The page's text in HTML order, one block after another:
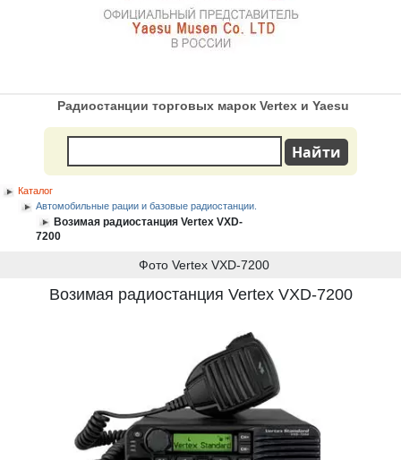
Радиостанции торговых марок Vertex и Yaesu
Каталог
Автомобильные рации и базовые радиостанции.
Возимая радиостанция Vertex VXD-
7200
Фото Vertex VXD-7200
Возимая радиостанция Vertex VXD-7200